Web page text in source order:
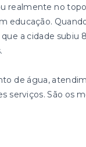
realmente no
educação.
a cidade subiu
de água,
São os